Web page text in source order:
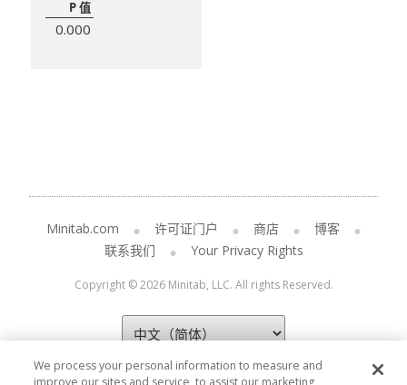
P 值
0.000
Minitab.com 许可证门户 商店
博客
联系我们
Your Privacy Rights
Copyright © 2026 Minitab, LLC. All rights Reserved.
We process your personal information to measure and
improve our sites and service, to assist our marketing